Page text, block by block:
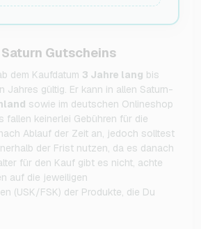
Gutscheins
dem Kaufdatum 3 Jahre lang bis
Jahres gültig. Er kann in allen Saturn-
sowie im deutschen Onlineshop
fallen keinerlei Gebühren für die
Ablauf der Zeit an, jedoch solltest
der Frist nutzen, da es danach
für den Kauf gibt es nicht, achte
auf die jeweiligen
(USK/FSK) der Produkte, die Du